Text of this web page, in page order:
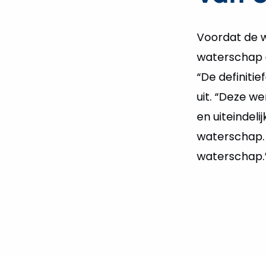
Voordat de
waterschap
“De
uit. “Deze
en